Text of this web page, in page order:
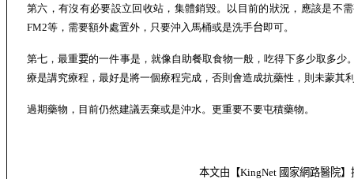
第六，有沒有必要設立回收站，集體銷毀。以目前的狀況，應該是不
FM2等，需要額外處置外，只要沖入馬桶或是洗手台即可。
第七，最重要的一件事是，就像自助餐取食物一般，吃得下多少取多少
療是講究療程，最好是將一個療程完成，否則會造成抗藥性，則未蒙其
過期藥物，目前仍然建議丟棄或是沖水。更重要不要屯積藥物。
本文由【KingNet國家網路醫院】